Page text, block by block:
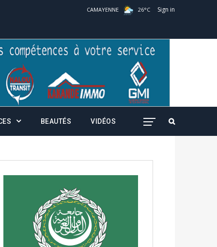
CAMAYENNE 26°C Sign in
BEAUTÉS VIDÉOS